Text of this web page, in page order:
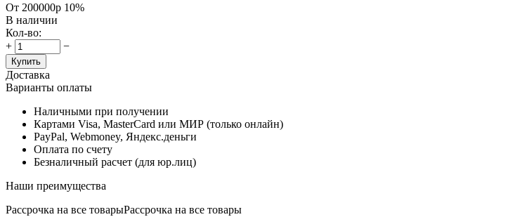
От 200000р 10%
В наличии
Кол-во:
+
−
Купить
Доставка
Варианты оплаты
Наличными при получении
Картами Visa, MasterCard или МИР (только онлайн)
PayPal, Webmoney, Яндекс.деньги
Оплата по счету
Безналичный расчет (для юр.лиц)
Наши преимущества
Рассрочка на все товарыРассрочка на все товары